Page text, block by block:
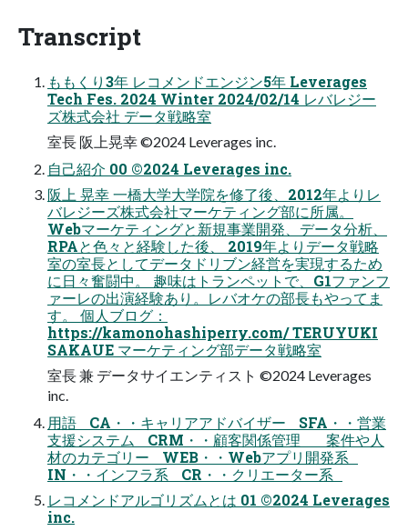
Transcript
ももくり3年 レコメンドエンジン5年 Leverages
Tech Fes. 2024 Winter 2024/02/14 レバレジー
ズ株式会社 データ戦略室
室長 阪上晃幸 ©2024 Leverages inc.
自己紹介 00 ©2024 Leverages inc.
阪上 晃幸 一橋大学大学院を修了後、2012年よりレ
バレジーズ株式会社マーケティング部に所属。
Webマーケティングと新規事業開発、データ分析、
RPAと色々と経験した後、 2019年よりデータ戦略
室の室長としてデータドリブン経営を実現するため
に日々奮闘中。 趣味はトランペットで、G1ファンフ
ァーレの出演経験あり。レバオケの部長もやってま
す。 個人ブログ：
https://kamonohashiperry.com/ TERUYUKI
SAKAUE マーケティング部データ戦略室
室長 兼 データサイエンティスト ©2024 Leverages
inc.
用語 CA・・キャリアアドバイザー SFA・・営業
支援システム CRM・・顧客関係管理 案件や人
材のカテゴリー WEB・・Webアプリ開発系
IN・・インフラ系 CR・・クリエーター系
レコメンドアルゴリズムとは 01 ©2024 Leverages
inc.